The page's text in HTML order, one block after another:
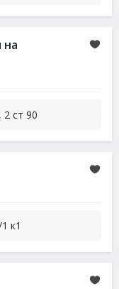
на
2 ст 90
к1